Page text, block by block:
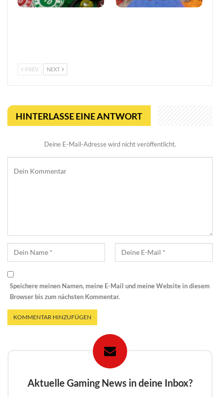
PREV NEXT
HINTERLASSE EINE ANTWORT
Deine E-Mail-Adresse wird nicht veröffentlicht.
Speichere meinen Namen, meine E-Mail und meine Website in diesem
Browser bis zum nächsten Kommentar.
Aktuelle Gaming News in deine Inbox?